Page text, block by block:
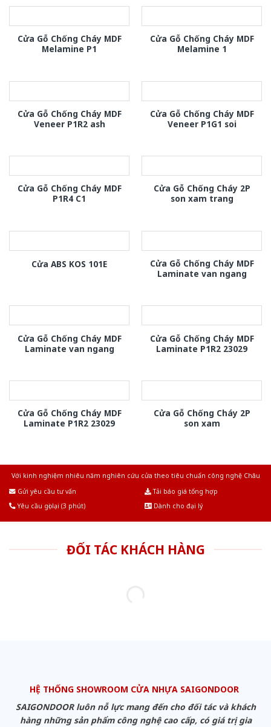
Cửa Gỗ Chống Cháy MDF
Melamine P1
Cửa Gỗ Chống Cháy MDF
Melamine 1
Cửa Gỗ Chống Cháy MDF
Veneer P1R2 ash
Cửa Gỗ Chống Cháy MDF
Veneer P1G1 soi
Cửa Gỗ Chống Cháy MDF
P1R4 C1
Cửa Gỗ Chống Cháy 2P
son xam trang
Cửa ABS KOS 101E
Cửa Gỗ Chống Cháy MDF
Laminate van ngang
Cửa Gỗ Chống Cháy MDF
Laminate van ngang
Cửa Gỗ Chống Cháy MDF
Laminate P1R2 23029
Cửa Gỗ Chống Cháy MDF
Laminate P1R2 23029
Cửa Gỗ Chống Cháy 2P
son xam
Với kinh nghiệm nhiêu năm nghiên cứu cửa theo tiêu chuẩn công nghệ Châu
Gửi yêu cầu tư vấn
Tải báo giá tổng hợp
Yêu cầu gọi lại (3 phút)
Dành cho đại lý
ĐỐI TÁC KHÁCH HÀNG
HỆ THỐNG SHOWROOM CỬA NHỰA SAIGONDOOR
SAIGONDOOR luôn nỗ lực mang đến cho đối tác và khách
hàng những sản phẩm công nghệ cao cấp, có giá trị gia